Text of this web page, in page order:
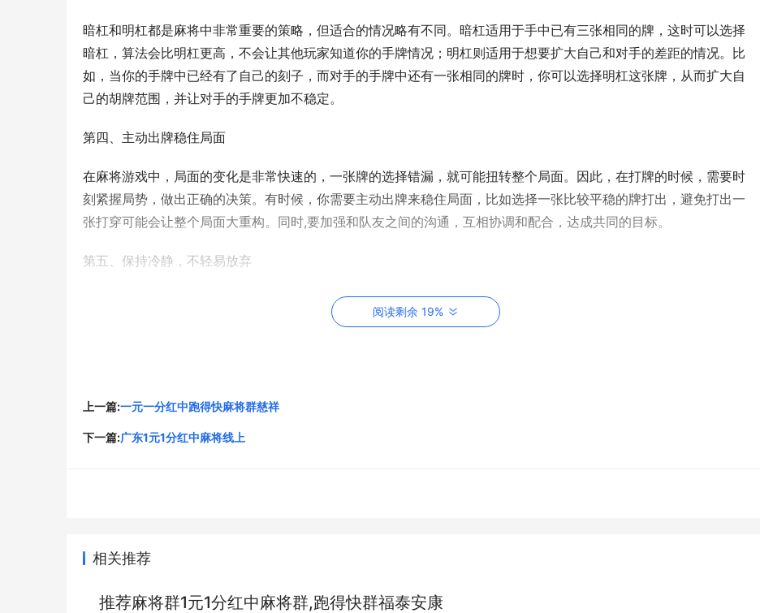
暗杠和明杠都是麻将中非常重要的策略，但适合的情况略有不同。暗杠适用于手中已有三张相同的牌，这时可以选择
暗杠，算法会比明杠更高，不会让其他玩家知道你的手牌情况；明杠则适用于想要扩大自己和对手的差距的情况。比
如，当你的手牌中已经有了自己的刻子，而对手的手牌中还有一张相同的牌时，你可以选择明杠这张牌，从而扩大自
己的胡牌范围，并让对手的手牌更加不稳定。
第四、主动出牌稳住局面
在麻将游戏中，局面的变化是非常快速的，一张牌的选择错漏，就可能扭转整个局面。因此，在打牌的时候，需要时
刻紧握局势，做出正确的决策。有时候，你需要主动出牌来稳住局面，比如选择一张比较平稳的牌打出，避免打出一
张打穿可能会让整个局面大重构。同时,要加强和队友之间的沟通，互相协调和配合，达成共同的目标。
第五、保持冷静，不轻易放弃
打麻将是一门需要心理素质的游戏。串一串连续断了几次的手，或失误让先胡者先胡，都会让人心态炸裂。因此，保
持冷静，不轻易放弃，才是在麻将牌桌上取得成功的关键。此外，保持良好的心态，也能帮助你更好地适应不同的牌
能，才能在麻将游戏中获得更多的胜利。毕竟，真正的麻将高手，不仅是技巧的积累，更是完美的心态和能力的提
升。多番亲身实践，加上技巧的积累和各种心得体会，信心与实力总会同步提高，这样才能在麻将牌桌上立于不败之
阅读剩余 19%
上一篇:一元一分红中跑得快麻将群慈祥
下一篇:广东1元1分红中麻将线上
相关推荐
推荐麻将群1元1分红中麻将群,跑得快群福泰安康